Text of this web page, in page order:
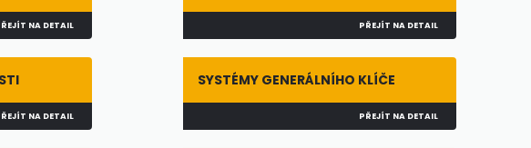
NA DETAIL PŘEJÍT NA DETAIL
NA DETAIL
SYSTÉMY GENERÁLNÍHO KLÍČE
PŘEJÍT NA DETAIL